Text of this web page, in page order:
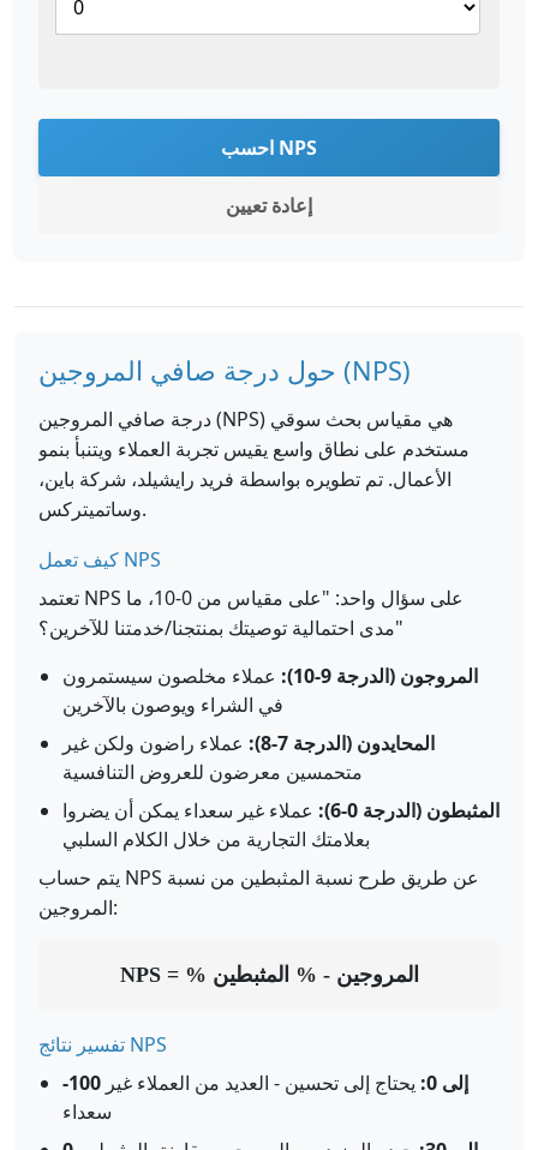
احسب NPS
إعادة تعيين
حول درجة صافي المروجين (NPS)
درجة صافي المروجين (NPS) هي مقياس بحث سوقي
مستخدم على نطاق واسع يقيس تجربة العملاء ويتنبأ بنمو
الأعمال. تم تطويره بواسطة فريد رايشيلد، شركة باين،
وساتميتركس.
كيف تعمل NPS
تعتمد NPS على سؤال واحد: "على مقياس من 0-10، ما
مدى احتمالية توصيتك بمنتجنا/خدمتنا للآخرين؟"
المروجون (الدرجة 9-10):
عملاء مخلصون سيستمرون
في الشراء ويوصون بالآخرين
المحايدون (الدرجة 7-8):
عملاء راضون ولكن غير
متحمسين معرضون للعروض التنافسية
المثبطون (الدرجة 0-6):
عملاء غير سعداء يمكن أن يضروا
بعلامتك التجارية من خلال الكلام السلبي
يتم حساب NPS عن طريق طرح نسبة المثبطين من نسبة
المروجين:
NPS = % المروجين - % المثبطين
تفسير نتائج NPS
-100 إلى 0:
يحتاج إلى تحسين - العديد من العملاء غير
سعداء